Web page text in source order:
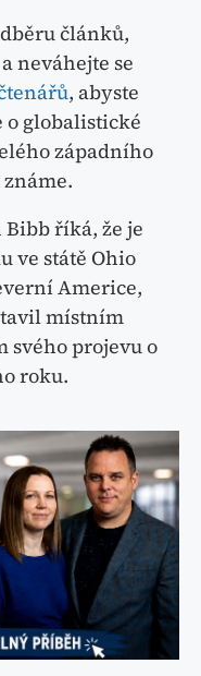
článků,
neváhejte se
, abyste
globalistické
západního
říká, že je
ve státě Ohio
Americe,
místním
svého projevu o
roku.